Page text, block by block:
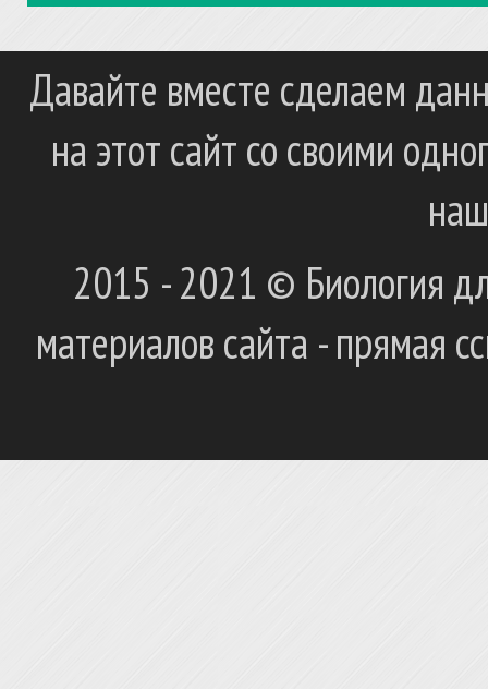
Давайте вместе сделаем
на этот сайт со своими
2015 - 2021 © Биология
материалов сайта - прямая